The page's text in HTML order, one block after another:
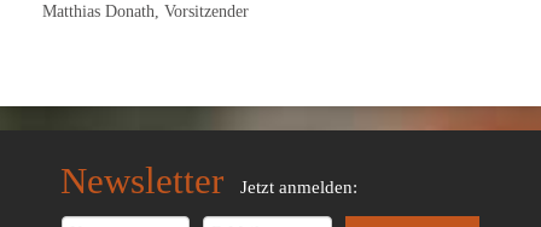
Matthias Donath, Vorsitzender
Newsletter Jetzt anmelden: